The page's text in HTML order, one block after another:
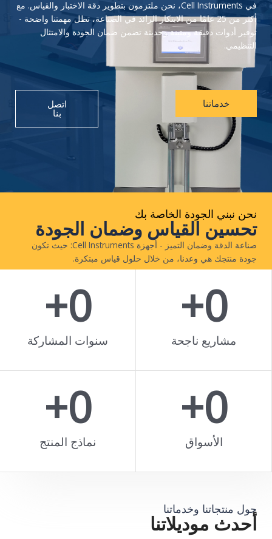
في Cell Instruments، نحن ملتزمون بتطوير دقة الاختبار والقياس. مع
أكثر من 25 عامًا من الابتكار الرائد في الصناعة، تظل مهمتنا واضحة -
أدوات دقيقة ومتينة وحديثة تضمن ضمان الجودة والامتثال
خدماتنا
نبني الجودة الخاصة بك
القياس وضمان الجودة
صناعة الدقة وضمان التميز - أجهزة Cell Instruments: حيث تكون
منتجك هي وعدنا، من خلال حلول قياس مبتكرة.
مشاريع ناجحة
0
+
سنوات المشاركة
0
+
الأسواق
0
+
نماذج المنتج
0
+
منتجاتنا وخدماتنا
موديلاتنا